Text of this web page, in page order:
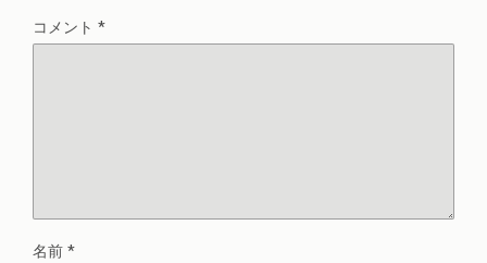
コメント *
名前 *